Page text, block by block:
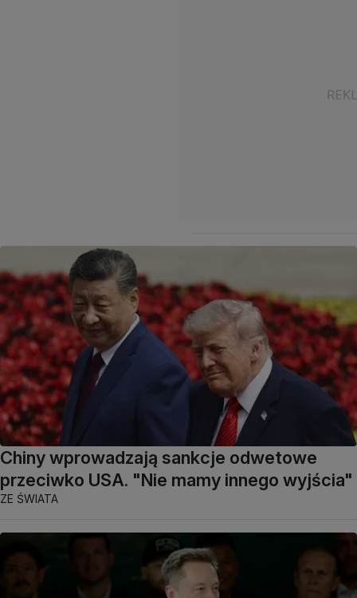
Chiny wprowadzają sankcje odwetowe
przeciwko USA. "Nie mamy innego wyjścia"
ZE ŚWIATA